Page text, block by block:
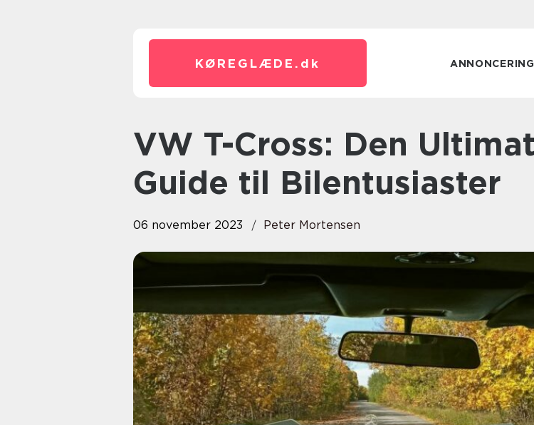
KØREGLÆDE. dk ANNONCERING
VW T-Cross: Den Ultimative
Guide til Bilentusiaster
06 november 2023 Peter Mortensen